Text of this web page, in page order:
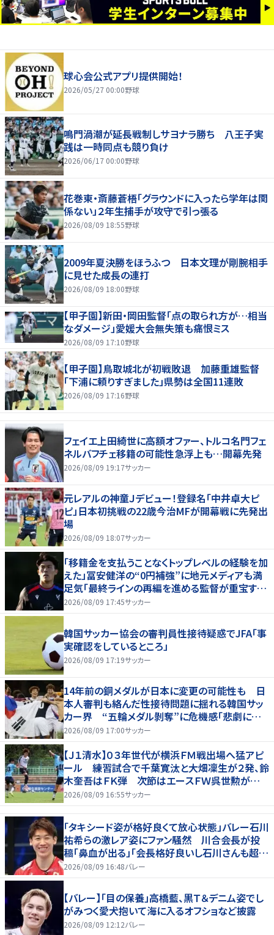
球心会公式アプリ提供開始！
2026/05/27 00:00野球
鳴門渦潮が延長戦制しサヨナラ勝ち 八王子実
践は一時同点も競り負け
2026/06/17 00:00野球
花巻東・斎藤蒼梧「グラウンドに入ったら学年は関
係ない」２年生捕手が攻守で引っ張る
2026/08/09 18:55野球
2009年夏決勝をほうふつ 日本文理が剛腕相手
に見せた成長の連打
2026/08/09 18:00野球
【甲子園】新田・岡田監督「点の取られ方が…相当
なダメージ」愛媛大会無失策も痛恨ミス
2026/08/09 17:10野球
【甲子園】鳥取城北が初戦敗退 加藤重雄監督
「下浦に頼りすぎました」県勢は全国11連敗
2026/08/09 17:16野球
フェイエ上田綺世に高額オファー、トルコ名門フェ
ネルバフチェ移籍の可能性急浮上も…開幕先発
2026/08/09 19:17サッカー
元レアルの神童Ｊデビュー！登録名「中井卓大ピ
ピ」日本初挑戦の22歳今治MFが開幕戦に先発出
場
2026/08/09 18:07サッカー
「移籍金を支払うことなくトップレベルの経験を加
えた」冨安健洋の“0円補強”に地元メディアも満
足気「最終ラインの再編を進める監督が重宝する
柔軟性を備えている」
2026/08/09 17:45サッカー
韓国サッカー協会の審判員性接待疑惑でJFA「事
実確認をしているところ」
2026/08/09 17:19サッカー
14年前の銅メダルが日本に変更の可能性も 日
本人審判も絡んだ性接待問題に揺れる韓国サッ
カー界 “五輪メダル剝奪”に危機感「悲劇に見
舞われる」
2026/08/09 17:00サッカー
【Ｊ１清水】０３年世代が横浜ＦＭ戦出場へ猛アピ
ール 練習試合で千葉寛汰と大畑凜生が２発、鈴
木奎吾はＦＫ弾 次節はエースＦＷ呉世勲が出
場停止
2026/08/09 16:55サッカー
「タキシード姿が格好良くて放心状態」バレー石川
祐希らの激レア姿にファン騒然 川合会長が投
稿「鼻血が出る」「会長格好良いし石川さんも超格
好いい」
2026/08/09 16:48バレー
【バレー】「目の保養」高橋藍、黒Ｔ＆デニム姿でし
がみつく愛犬抱いて海に入るオフショなど披露
2026/08/09 12:12バレー